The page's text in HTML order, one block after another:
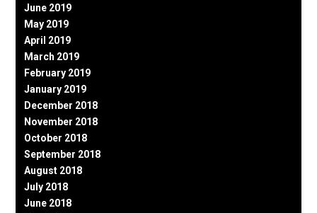
June 2019
May 2019
April 2019
March 2019
February 2019
January 2019
December 2018
November 2018
October 2018
September 2018
August 2018
July 2018
June 2018